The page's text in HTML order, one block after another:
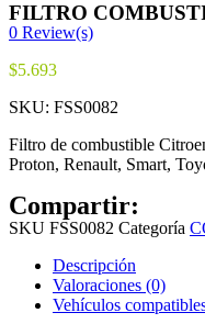
FILTRO
0 Review(s)
$5.693
SKU: FSS0082
Filtro de combustible
Proton, Renault, Smart,
Compartir:
SKU FSS0082 Categoría
Descripción
Valoraciones (0)
Vehículos